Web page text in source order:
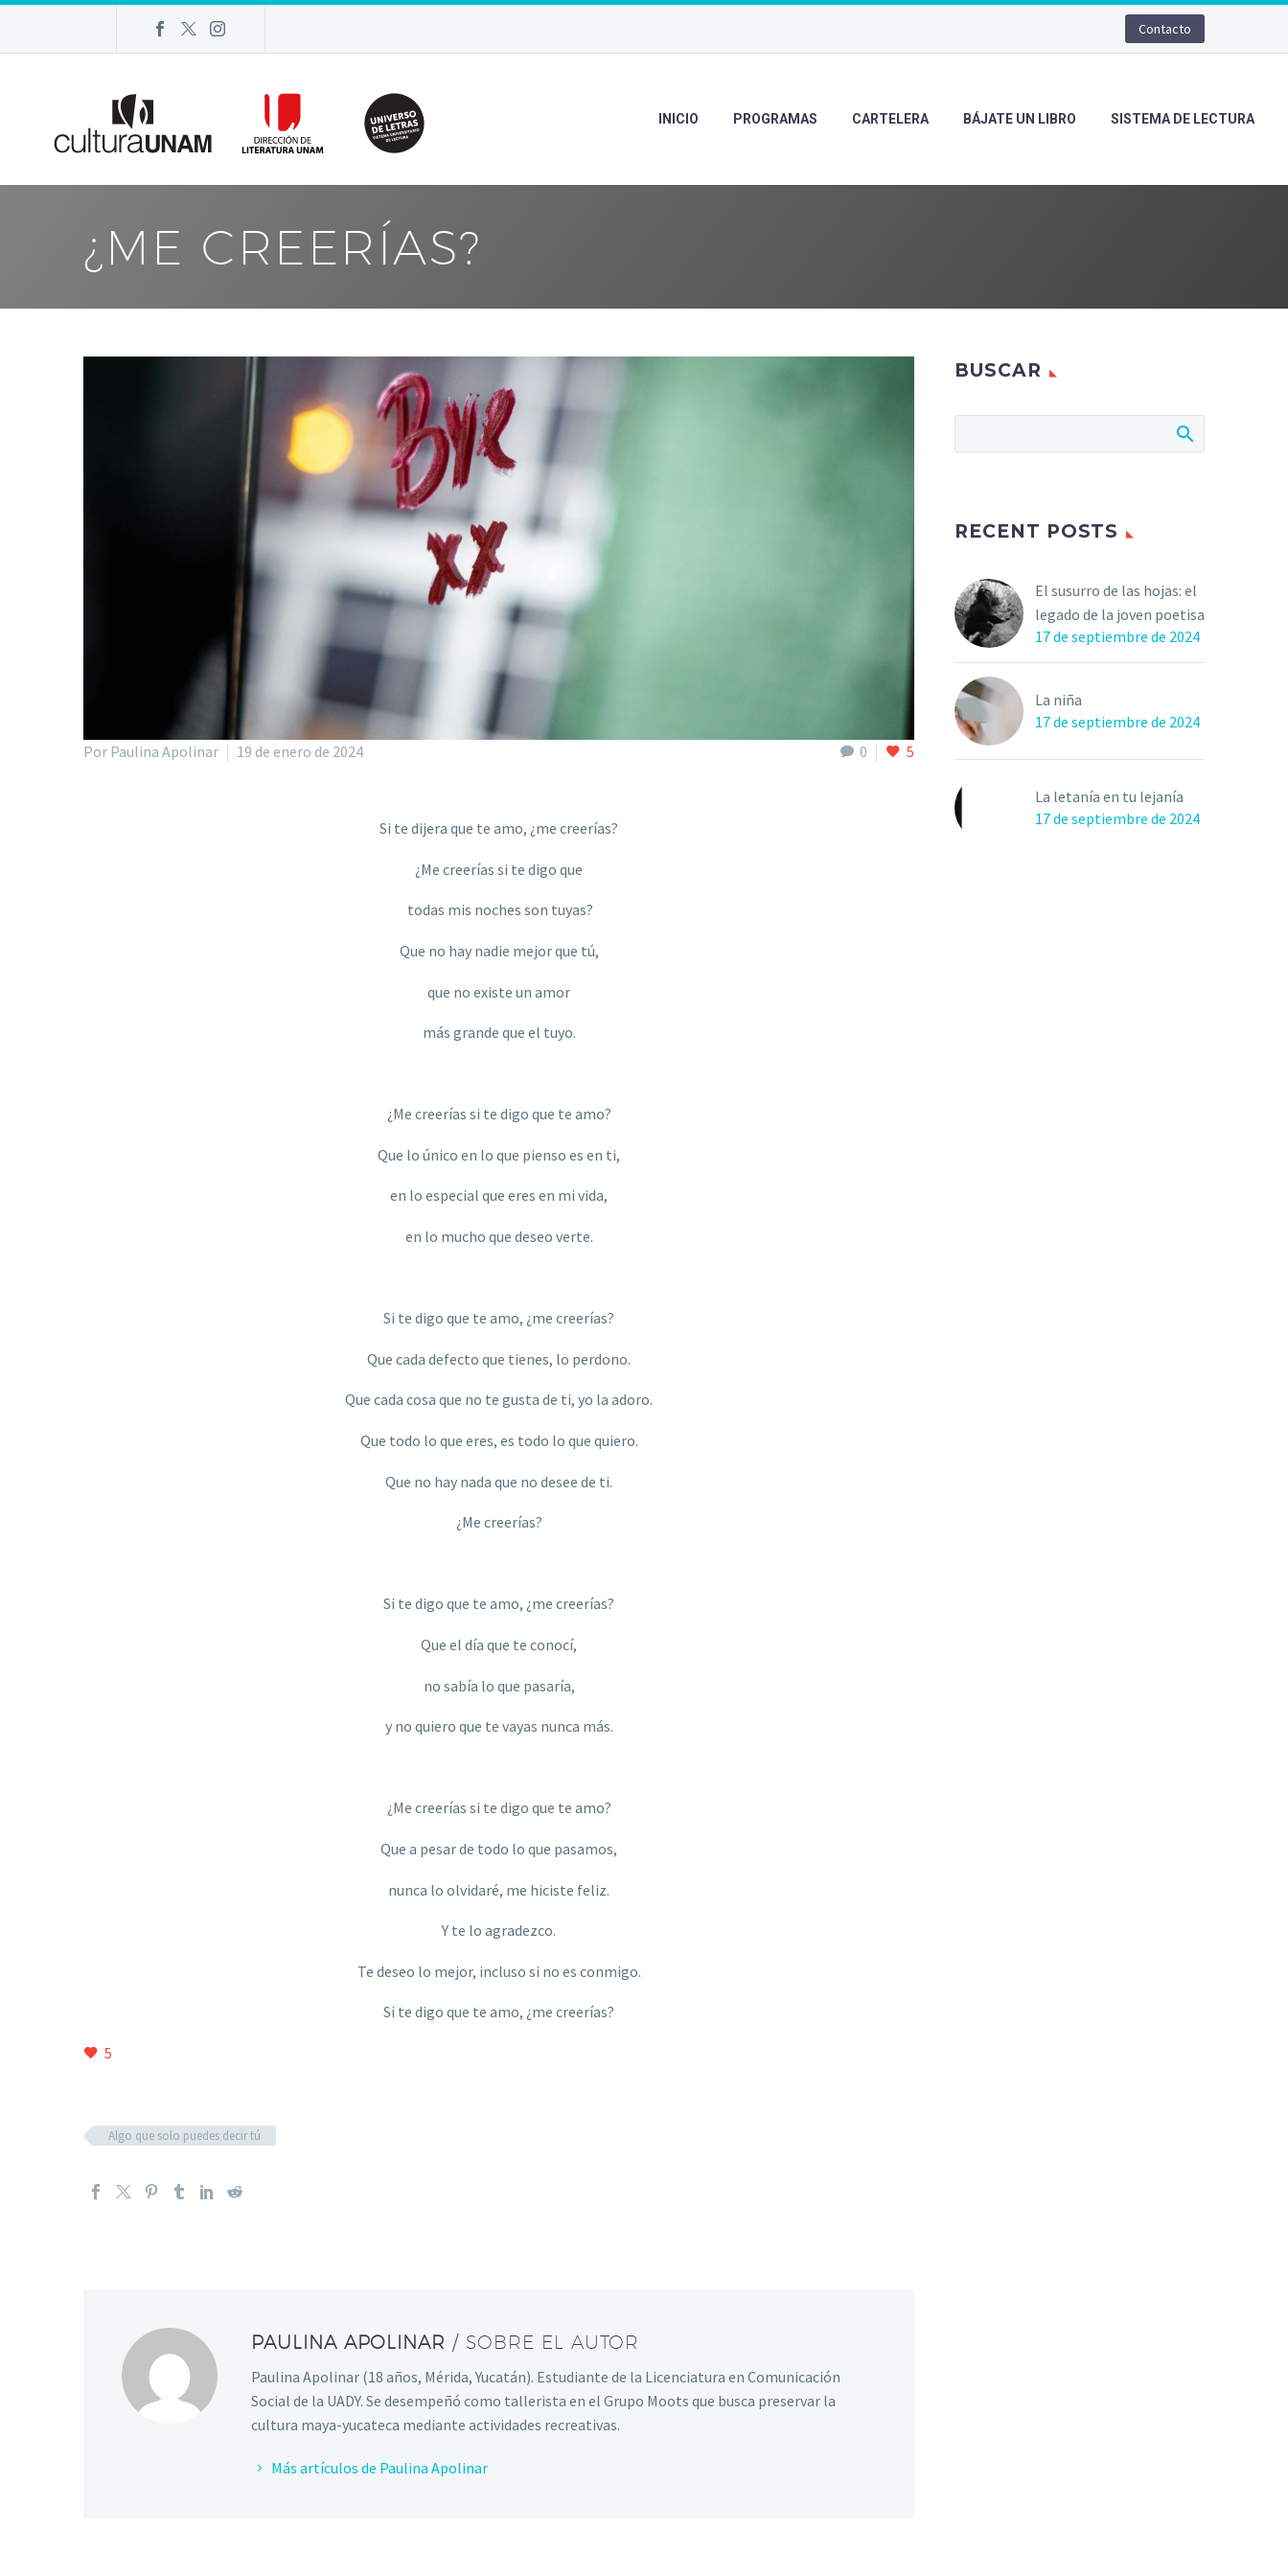
Contacto
INICIO PROGRAMAS CARTELERA BÁJATE UN LIBRO SISTEMA DE LECTURA
¿ME CREERÍAS?
0 5
Por Paulina Apolinar 19 de enero de 2024
Si te dijera que te amo, ¿me creerías?
¿Me creerías si te digo que
todas mis noches son tuyas?
Que no hay nadie mejor que tú,
que no existe un amor
más grande que el tuyo.
¿Me creerías si te digo que te amo?
Que lo único en lo que pienso es en ti,
en lo especial que eres en mi vida,
en lo mucho que deseo verte.
Si te digo que te amo, ¿me creerías?
Que cada defecto que tienes, lo perdono.
Que cada cosa que no te gusta de ti, yo la adoro.
Que todo lo que eres, es todo lo que quiero.
Que no hay nada que no desee de ti.
¿Me creerías?
Si te digo que te amo, ¿me creerías?
Que el día que te conocí,
no sabía lo que pasaría,
y no quiero que te vayas nunca más.
¿Me creerías si te digo que te amo?
Que a pesar de todo lo que pasamos,
nunca lo olvidaré, me hiciste feliz.
Y te lo agradezco.
Te deseo lo mejor, incluso si no es conmigo.
Si te digo que te amo, ¿me creerías?
5
Algo que solo puedes decir tú
PAULINA APOLINAR / SOBRE EL AUTOR
Paulina Apolinar (18 años, Mérida, Yucatán). Estudiante de la Licenciatura en Comunicación
Social de la UADY. Se desempeñó como tallerista en el Grupo Moots que busca preservar la
cultura maya-yucateca mediante actividades recreativas.
Más artículos de Paulina Apolinar
BUSCAR
RECENT POSTS
El susurro de las hojas: el
legado de la joven poetisa
17 de septiembre de 2024
La niña
17 de septiembre de 2024
La letanía en tu lejanía
17 de septiembre de 2024